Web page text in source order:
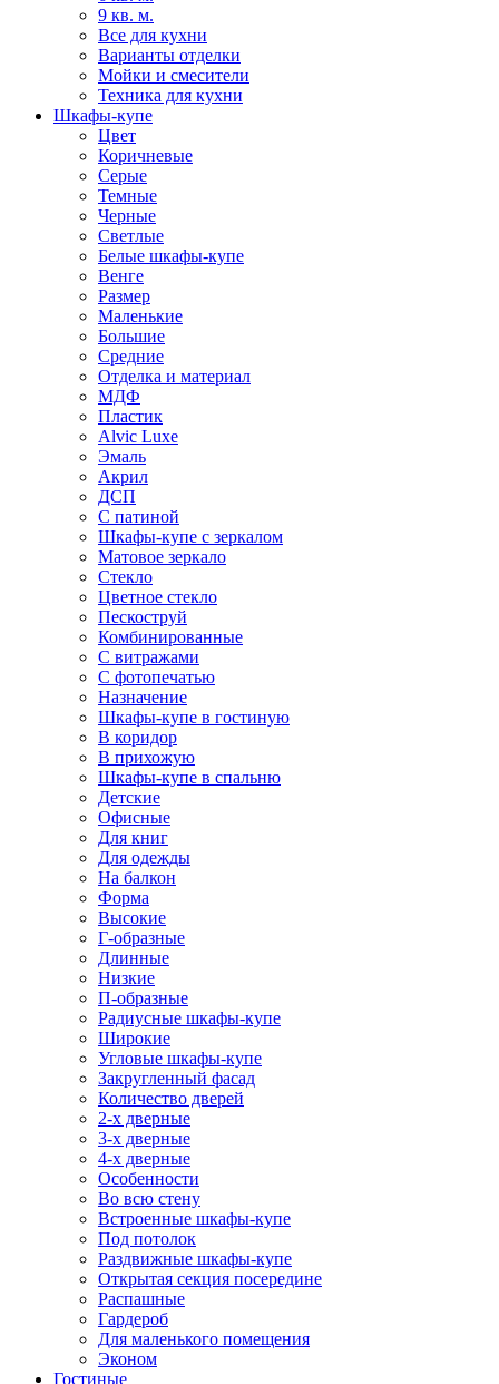
9 кв. м.
Все для кухни
Варианты отделки
Мойки и смесители
Техника для кухни
Шкафы-купе
Цвет
Коричневые
Серые
Темные
Черные
Светлые
Белые шкафы-купе
Венге
Размер
Маленькие
Большие
Средние
Отделка и материал
МДФ
Пластик
Alvic Luxe
Эмаль
Акрил
ДСП
С патиной
Шкафы-купе с зеркалом
Матовое зеркало
Стекло
Цветное стекло
Пескоструй
Комбинированные
С витражами
С фотопечатью
Назначение
Шкафы-купе в гостиную
В коридор
В прихожую
Шкафы-купе в спальню
Детские
Офисные
Для книг
Для одежды
На балкон
Форма
Высокие
Г-образные
Длинные
Низкие
П-образные
Радиусные шкафы-купе
Широкие
Угловые шкафы-купе
Закругленный фасад
Количество дверей
2-х дверные
3-х дверные
4-х дверные
Особенности
Во всю стену
Встроенные шкафы-купе
Под потолок
Раздвижные шкафы-купе
Открытая секция посередине
Распашные
Гардероб
Для маленького помещения
Эконом
Гостиные